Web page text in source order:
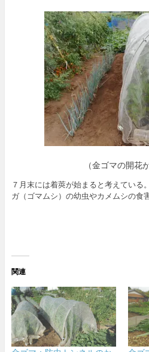
（金ゴマの開花
７月末には着莢が始まると考えている
ガ（ゴマムシ）の幼虫やカメムシの食
関連